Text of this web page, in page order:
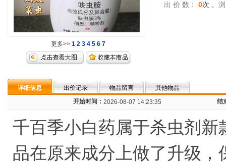
更多>> 1 2 3 4 5 6 7
出 价 数：
0次，
详细信息 出价记录 物品留言
其他物品
开始时间： 2026-08-07 14:23:35 结
千百季小白药属于杀虫剂
品在原来成分上做了升级